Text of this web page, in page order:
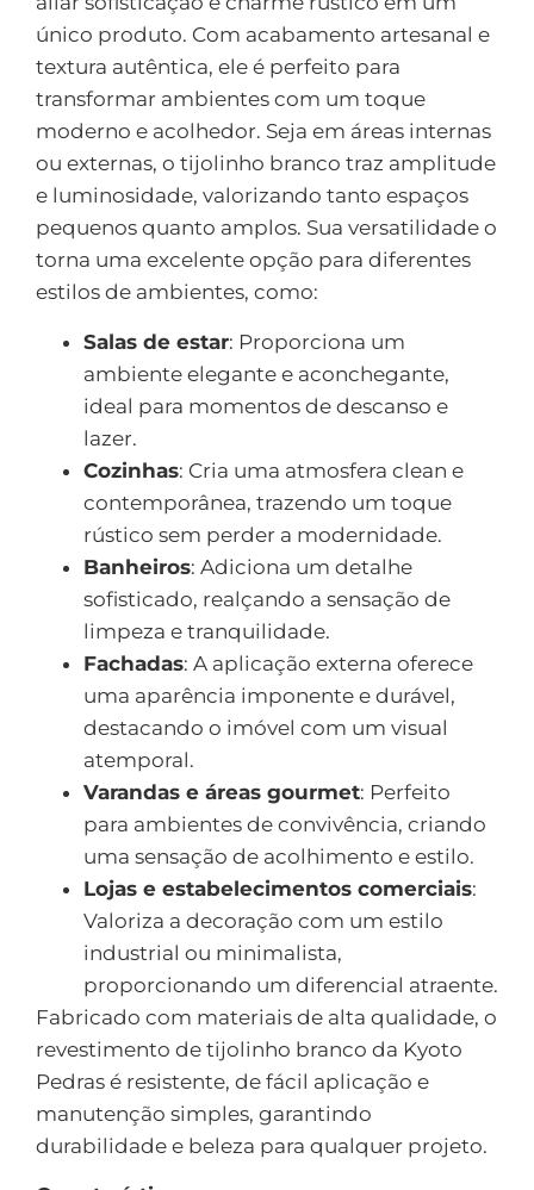
único produto. Com acabamento artesanal e
textura autêntica, ele é perfeito para
transformar ambientes com um toque
moderno e acolhedor. Seja em áreas internas
ou externas, o tijolinho branco traz amplitude
e luminosidade, valorizando tanto espaços
pequenos quanto amplos. Sua versatilidade o
torna uma excelente opção para diferentes
estilos de ambientes, como:
Salas de estar: Proporciona um
ambiente elegante e aconchegante,
ideal para momentos de descanso e
lazer.
Cozinhas: Cria uma atmosfera clean e
contemporânea, trazendo um toque
rústico sem perder a modernidade.
Banheiros: Adiciona um detalhe
sofisticado, realçando a sensação de
limpeza e tranquilidade.
Fachadas: A aplicação externa oferece
uma aparência imponente e durável,
destacando o imóvel com um visual
atemporal.
Varandas e áreas gourmet: Perfeito
para ambientes de convivência, criando
uma sensação de acolhimento e estilo.
Lojas e estabelecimentos comerciais:
Valoriza a decoração com um estilo
industrial ou minimalista,
proporcionando um diferencial atraente.
Fabricado com materiais de alta qualidade, o
revestimento de tijolinho branco da Kyoto
Pedras é resistente, de fácil aplicação e
manutenção simples, garantindo
durabilidade e beleza para qualquer projeto.